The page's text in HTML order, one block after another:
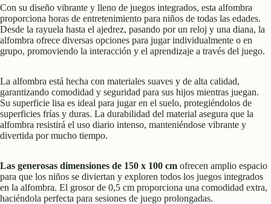
Con su diseño vibrante y lleno de juegos integrados, esta alfombra
proporciona horas de entretenimiento para niños de todas las edades.
Desde la rayuela hasta el ajedrez, pasando por un reloj y una diana, la
alfombra ofrece diversas opciones para jugar individualmente o en
grupo, promoviendo la interacción y el aprendizaje a través del juego.
La alfombra está hecha con materiales suaves y de alta calidad,
garantizando comodidad y seguridad para sus hijos mientras juegan.
Su superficie lisa es ideal para jugar en el suelo, protegiéndolos de
superficies frías y duras. La durabilidad del material asegura que la
alfombra resistirá el uso diario intenso, manteniéndose vibrante y
divertida por mucho tiempo.
Las generosas dimensiones de 150 x 100 cm ofrecen amplio espacio
para que los niños se diviertan y exploren todos los juegos integrados
en la alfombra. El grosor de 0,5 cm proporciona una comodidad extra,
haciéndola perfecta para sesiones de juego prolongadas.